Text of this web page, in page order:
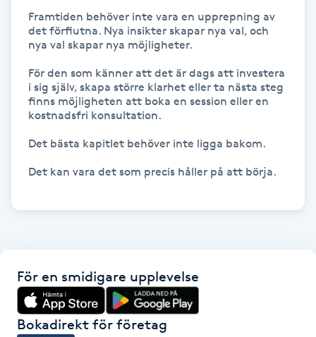
Gruppträning
Hatha Yoga
HIFU
Hollywood Peel
Framtiden behöver inte vara en upprepning av
det förflutna. Nya insikter skapar nya val, och
nya val skapar nya möjligheter.
För den som känner att det är dags att investera
i sig själv, skapa större klarhet eller ta nästa steg
finns möjligheten att boka en session eller en
kostnadsfri konsultation.
Det bästa kapitlet behöver inte ligga bakom.
Det kan vara det som precis håller på att börja.
För en smidigare upplevelse
Bokadirekt för företag